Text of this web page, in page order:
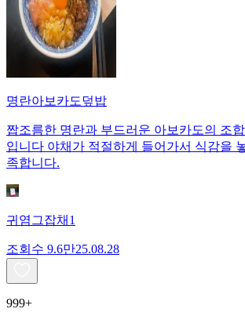
명란아보카도덮밥
짭조름한 명란과 부드러운 아보카도의 조
입니다 야채가 적절하게 들어가서 식감을
족합니다.
귀염그잡채1
조회수 9.6만25.08.28
999+